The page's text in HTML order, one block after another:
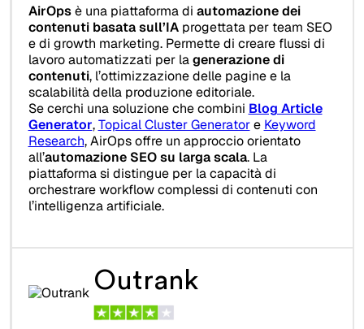
AirOpsè una piattaforma di automazione dei
contenuti basata sull’IAprogettata per team SEO
e di growth marketing. Permette di creare flussi di
lavoro automatizzati per lagenerazione di
contenuti, l’ottimizzazione delle pagine e la
scalabilità della produzione editoriale.
Se cerchi una soluzione che combini Blog Article
Generator,Topical Cluster Generatore Keyword
Research, AirOps offre un approccio orientato
all’automazione SEO su larga scala. La
piattaforma si distingue per la capacità di
orchestrare workflow complessi di contenuti con
l’intelligenza artificiale.
Outrank